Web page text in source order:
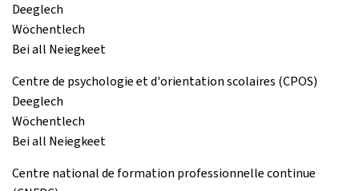
Deeglech
Wöchentlech
Bei all Neiegkeet
Centre de psychologie et d'orientation scolaires (CPOS)
Deeglech
Wöchentlech
Bei all Neiegkeet
Centre national de formation professionnelle continue